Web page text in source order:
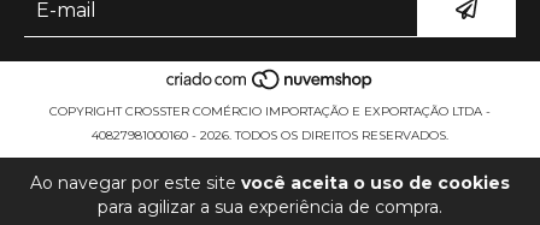
Ao navegar por este site você aceita o uso de cookies
para agilizar a sua experiência de compra.
COPYRIGHT CROSSTER COMÉRCIO IMPORTAÇÃO E EXPORTAÇÃO LTDA -
40827981000160 - 2026. TODOS OS DIREITOS RESERVADOS.